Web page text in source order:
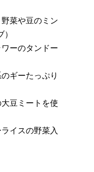
菜や豆のミン
ーのタンドー
ギーたっぷり
豆ミートを使
イスの野菜入